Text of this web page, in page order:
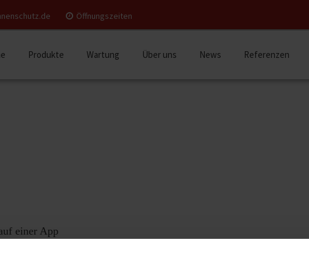
Öffnungszeiten
Produkte Wartung Über uns News Referenzen
einer App
homee. Wenn Sie mehr als nur Ihren Sonnenschutz intelligent vernetzen